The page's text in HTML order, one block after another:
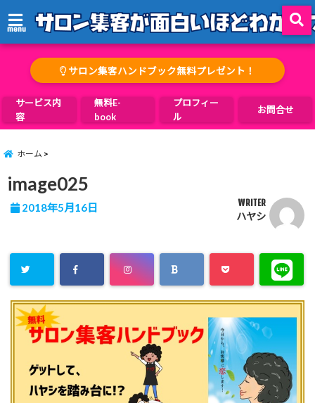
menu
サロン集客ハンドブック無料プレゼント！
サービス内
容
無料E-
book
プロフィー
ル
お問合せ
ホーム
image025
2018年5月16日 WRITER
ハヤシ